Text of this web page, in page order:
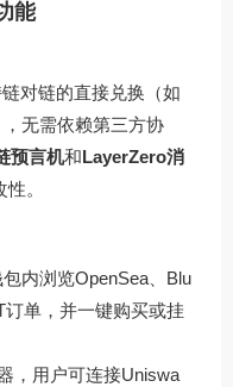
能
对链的直接兑换（如
无需依赖第三方协
预言机和LayerZero消
。
包内浏览OpenSea、Blu
单，并一键购买或挂
，用户可连接Uniswa